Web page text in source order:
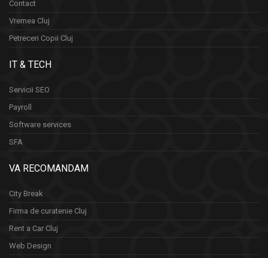
Contact
Vremea Cluj
Petreceri Copii Cluj
IT & TECH
Servicii SEO
Payroll
Software services
SFA
VA RECOMANDAM
City Break
Firma de curatenie Cluj
Rent a Car Cluj
Web Design